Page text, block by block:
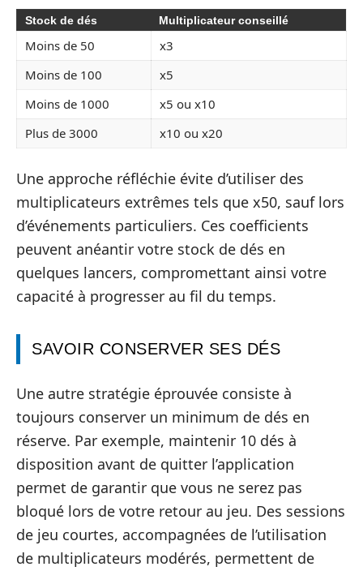
Stock de dés Multiplicateur conseillé
Moins de 50
x3
Moins de 100
x5
Moins de 1000
x5 ou x10
Plus de 3000
x10 ou x20
Une approche réfléchie évite d’utiliser des
multiplicateurs extrêmes tels que x50, sauf lors
d’événements particuliers. Ces coefficients
peuvent anéantir votre stock de dés en
quelques lancers, compromettant ainsi votre
capacité à progresser au fil du temps.
SAVOIR CONSERVER SES DÉS
Une autre stratégie éprouvée consiste à
toujours conserver un minimum de dés en
réserve. Par exemple, maintenir 10 dés à
disposition avant de quitter l’application
permet de garantir que vous ne serez pas
bloqué lors de votre retour au jeu. Des sessions
de jeu courtes, accompagnées de l’utilisation
de multiplicateurs modérés, permettent de